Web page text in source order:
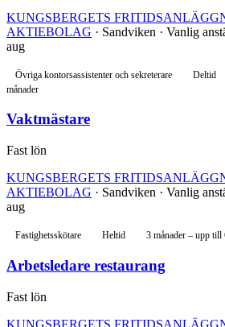
KUNGSBERGETS
AKTIEBOLAG · Sandviken · Vanlig
aug
Övriga kontorsassistenter och sekreterare Deltid
månader
Vaktmästare
Fast lön
KUNGSBERGETS
AKTIEBOLAG · Sandviken · Vanlig
aug
Fastighetsskötare Heltid 3 månader – upp till
Arbetsledare restaurang
Fast lön
KUNGSBERGETS